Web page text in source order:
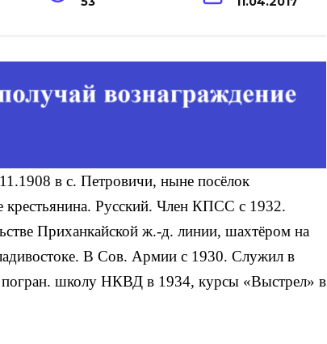
в с. Петровичи, ныне посёлок
Русский. Член КПСС с 1932.
Приханкайской ж.-д. линии, шахтёром на
В Сов. Ар­мии с 1930. Служил в
погран. школу НКВД в 1934, курсы «Выстрел» в